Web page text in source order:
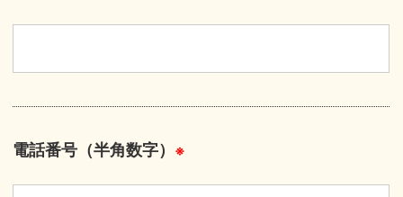
電話番号（半角数字） ※